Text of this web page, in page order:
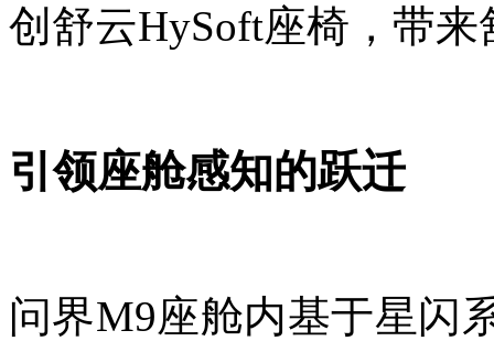
创舒云HySoft座椅，带
引领座舱感知的跃迁
问界M9座舱内基于星闪